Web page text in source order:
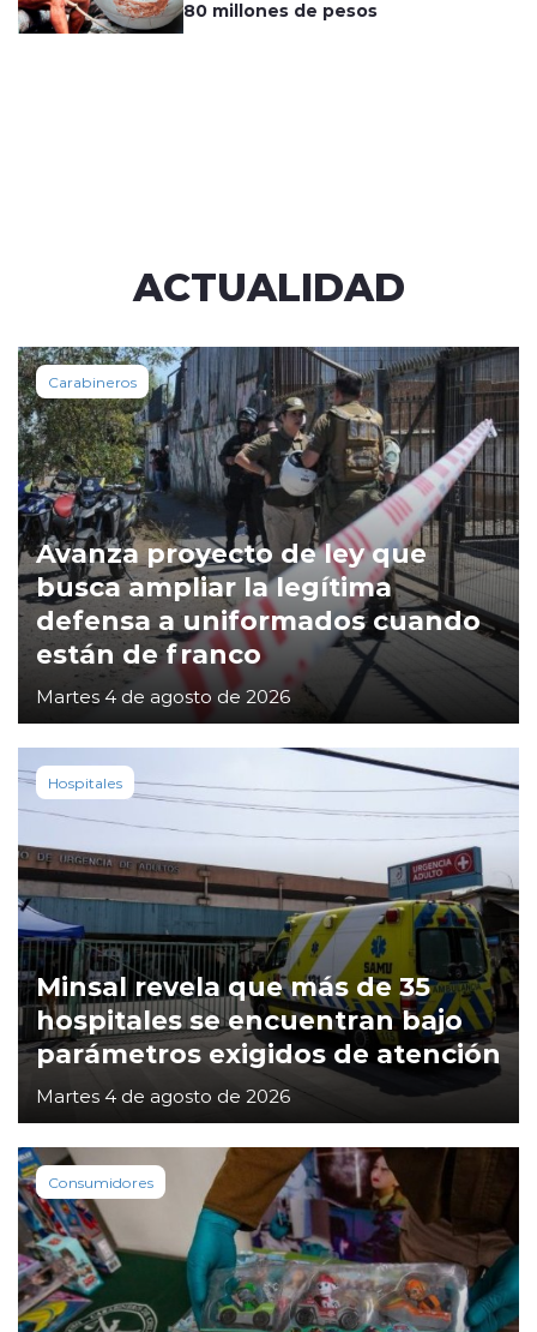
80 millones de pesos
ACTUALIDAD
Carabineros
Avanza proyecto de ley que
busca ampliar la legítima
defensa a uniformados cuando
están de franco
Martes 4 de agosto de 2026
Hospitales
Minsal revela que más de 35
hospitales se encuentran bajo
parámetros exigidos de atención
Martes 4 de agosto de 2026
Consumidores